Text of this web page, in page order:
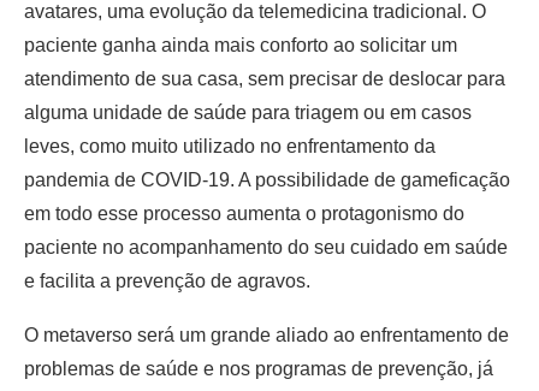
avatares, uma evolução da telemedicina tradicional. O
paciente ganha ainda mais conforto ao solicitar um
atendimento de sua casa, sem precisar de deslocar para
alguma unidade de saúde para triagem ou em casos
leves, como muito utilizado no enfrentamento da
pandemia de COVID-19. A possibilidade de gameficação
em todo esse processo aumenta o protagonismo do
paciente no acompanhamento do seu cuidado em saúde
e facilita a prevenção de agravos.
O metaverso será um grande aliado ao enfrentamento de
problemas de saúde e nos programas de prevenção, já